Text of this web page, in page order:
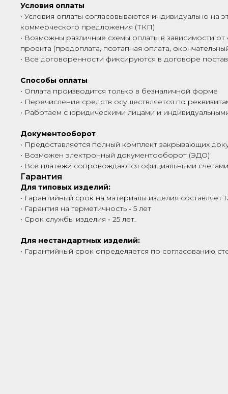
Условия оплаты
• Условия оплаты согласовываются индивидуально на
коммерческого предложения (ТКП)
• Возможны различные схемы оплаты в зависимости от
проекта (предоплата, поэтапная оплата,
• Все договоренности фиксируются в договоре
Способы оплаты
• Оплата производится только в безналичной форме
• Перечисление средств осуществляется по
• Работаем с юридическими лицами и
Документооборот
• Предоставляется полный комплект закрывающих
• Возможен электронный документооборот (ЭДО)
• Все платежи сопровождаются официальными
Гарантия
Для типовых изделий:
• Гарантийный срок на материалы изделия составляет
• Гарантия на герметичность ‑ 5 лет
• Срок службы изделия ‑ 25 лет.
Для нестандартных изделий:
• Гарантийный срок определяется по согласованию